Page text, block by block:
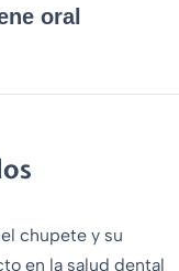
oral
chupete y su
en la salud dental